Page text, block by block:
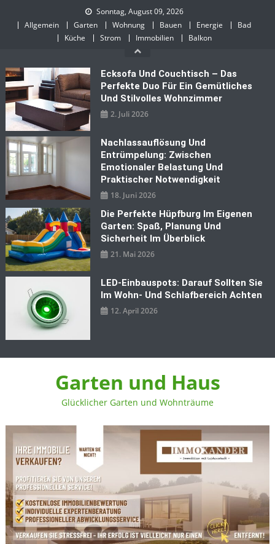
Sonntag, August 09, 2026
Allgemein
Garten Wohnung Bauen Energie
Bad
Küche
Strom Immobilien Balkon
Ecksofa Und Couchtisch – Das
Perfekte Duo Für Ein Gemütliches
Und Stilvolles Wohnzimmer
2. Juli 2026
Nachlassauflösung Und
Entrümpelung: Zwischen
Emotionaler Belastung Und
Praktischer Notwendigkeit
18. Juni 2026
Die Perfekte Hüpfburg Im Eigenen
Garten: Spaß, Planung Und
Sicherheit Im Überblick
21. Mai 2026
LED‑Einbauspots: Darauf Sollten Sie
Im Wohn- Und Schlafbereich Achten
12. April 2026
Garten und Haus
Glücklicher Garten und Wohnträume